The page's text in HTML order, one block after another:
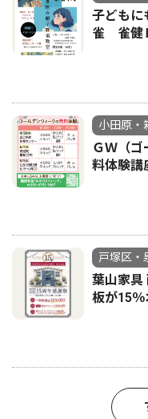
子ども
雀 雀健
小田原・
ＧＷ（ゴ
料体験講
戸塚区・
葉山家
板が15